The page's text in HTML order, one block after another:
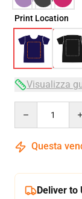
Print Location
Visualizza
Questa
Deliver to